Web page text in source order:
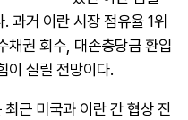
과거 이란 시장 점유율 1위
채권 회수, 대손충당금 환입
이 실릴 전망이다.
근 미국과 이란 간 협상 진